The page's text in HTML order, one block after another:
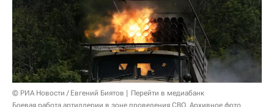
© РИА Новости / Евгений Биятов
Перейти в медиабанк
Боевая работа артиллерии в зоне проведения СВО. Архивное фото